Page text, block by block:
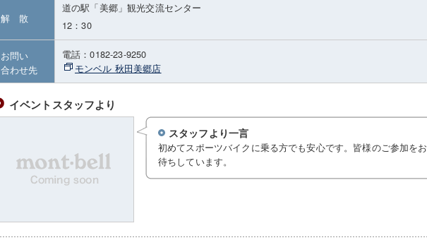
解 散
道の駅「美郷」観光交流センター
12：30
お問い
合わせ先
電話：0182-23-9250
モンベル 秋田美郷店
イベントスタッフより
スタッフより一言
初めてスポーツバイクに乗る方でも安心です。皆様のご参加をお
待ちしています。